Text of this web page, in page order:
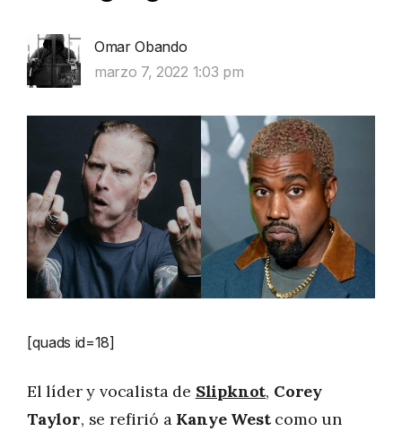
Omar Obando
marzo 7, 2022 1:03 pm
[quads id=18]
El líder y vocalista de Slipknot, Corey
Taylor, se refirió a Kanye Westcomo un